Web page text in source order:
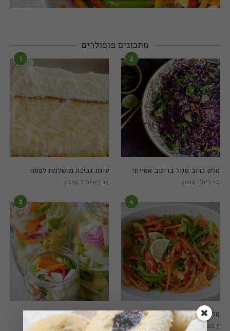
מתכונים פופולרים
1
עוגת גבינה מושלמת לפסח
13 באפריל 2019
2
סלט כרוב סגול ברוטב אסייתי
14 ביולי 2019
3
חמוצים מהירים
1 באוגוסט 2022
4
סלט פלפלים טרי וצבעוני
5 בפברואר 2021